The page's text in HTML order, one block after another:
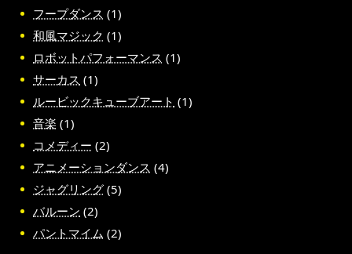
フープダンス (1)
和風マジック (1)
ロボットパフォーマンス (1)
サーカス (1)
ルービックキューブアート (1)
音楽 (1)
コメディー (2)
アニメーションダンス (4)
ジャグリング (5)
バルーン (2)
パントマイム (2)